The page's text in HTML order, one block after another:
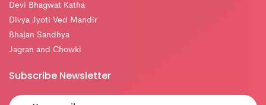
Devi Bhagwat Katha
Divya Jyoti Ved Mandir
Bhajan Sandhya
Jagran and Chowki
Subscribe Newsletter